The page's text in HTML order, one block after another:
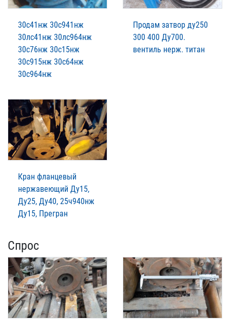
30с41нж 30с941нж
30лс41нж 30лс964нж
30с76нж 30с15нж
30с915нж 30с64нж
30с964нж
Продам затвор ду250
300 400 Ду700.
вентиль нерж. титан
Кран фланцевый
нержавеющий Ду15,
Ду25, Ду40, 25ч940нж
Ду15, Прегран
Спрос